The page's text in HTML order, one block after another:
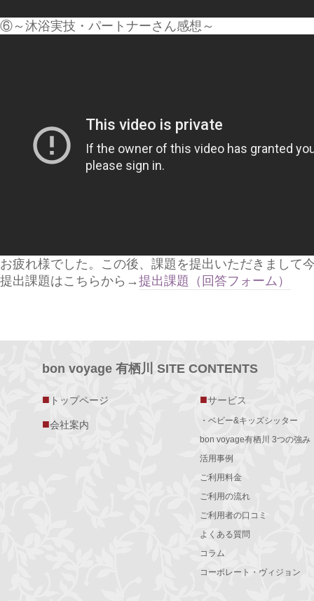
⑥～沐浴実技・パートナーさん感想～
お疲れ様でした。この後、課題を提出いただきまして
提出課題はこちらから→提出課題（回答フォーム）
bon voyage 有栖川 SITE CONTENTS
■ トップページ
■会社案内
■サービス
・ベビー&キッズシッター
bon voyage有栖川 3つの強み
活用事例
ご利用料金
ご利用の流れ
ご利用者の口コミ
よくある質問
コラム
コーポレート・ヴィジョン